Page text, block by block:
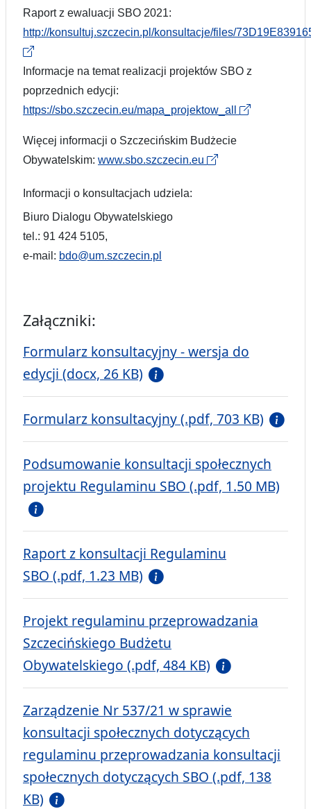
Raport z ewaluacji SBO 2021:
http://konsultuj.szczecin.pl/konsultacje/files/
Informacje na temat realizacji projektów SBO z
poprzednich edycji:
https://sbo.szczecin.eu/mapa_projektow_all
Więcej informacji o Szczecińskim Budżecie
Obywatelskim: www.sbo.szczecin.eu
Informacji o konsultacjach udziela:
Biuro Dialogu Obywatelskiego
tel.: 91 424 5105,
e-mail: bdo@um.szczecin.pl
Załączniki:
Formularz konsultacyjny - wersja do
edycji (docx, 26 KB)
Formularz konsultacyjny (.pdf, 703 KB)
Podsumowanie konsultacji społecznych
projektu Regulaminu SBO (.pdf, 1.50 MB)
Raport z konsultacji Regulaminu
SBO (.pdf, 1.23 MB)
Projekt regulaminu przeprowadzania
Szczecińskiego Budżetu
Obywatelskiego (.pdf, 484 KB)
Zarządzenie Nr 537/21 w sprawie
konsultacji społecznych dotyczących
regulaminu przeprowadzania konsultacji
społecznych dotyczących SBO (.pdf, 138
KB)